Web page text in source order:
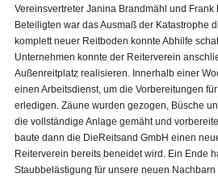
Vereinsvertreter Janina Brandmähl und Frank
Beteiligten war das Ausmaß der Katastrophe
komplett neuer Reitboden konnte Abhilfe
Unternehmen konnte der Reiterverein
Außenreitplatz realisieren. Innerhalb einer
einen Arbeitsdienst, um die Vorbereitungen
erledigen. Zäune wurden gezogen, Büsche
die vollständige Anlage gemäht und
baute dann die DieReitsand GmbH einen
Reiterverein bereits beneidet wird. Ein Ende
Staubbelästigung für unsere neuen Nachbarn